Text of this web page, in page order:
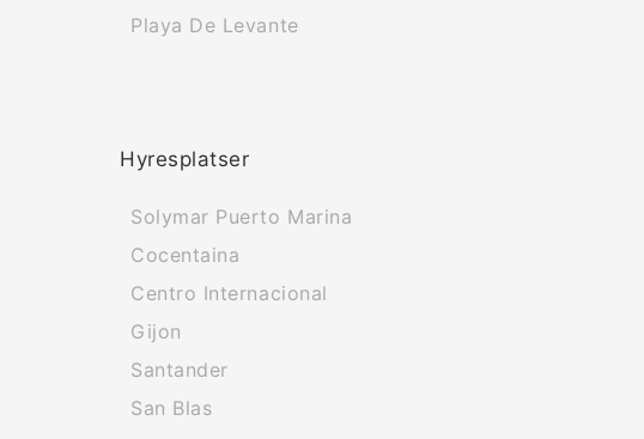
Playa De Levante
Hyresplatser
Solymar Puerto Marina
Cocentaina
Centro Internacional
Gijon
Santander
San Blas